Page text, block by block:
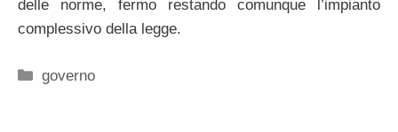
delle norme, fermo restando comunque l’impianto
complessivo della legge.
Categorie
governo